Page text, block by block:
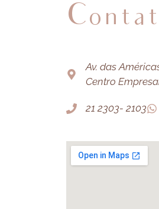
Av. das
Centro
21 2303- 2103